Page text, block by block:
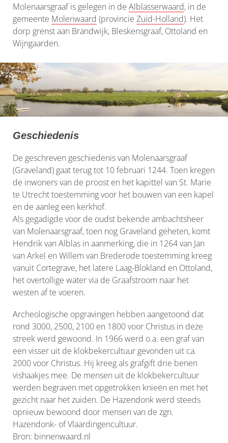
Molenaarsgraaf is gelegen in de Alblasserwaard, in de
gemeente Molenwaard (provincie Zuid-Holland). Het
dorp grenst aan Brandwijk, Bleskensgraaf, Ottoland en
Wijngaarden.
Geschiedenis
De geschreven geschiedenis van Molenaarsgraaf
(Graveland) gaat terug tot 10 februari 1244. Toen kregen
de inwoners van de proost en het kapittel van St. Marie
te Utrecht toestemming voor het bouwen van een kapel
en de aanleg een kerkhof.
Als gegadigde voor de oudst bekende ambachtsheer
van Molenaarsgraaf, toen nog Graveland geheten, komt
Hendrik van Alblas in aanmerking, die in 1264 van Jan
van Arkel en Willem van Brederode toestemming kreeg
vanuit Cortegrave, het latere Laag-Blokland en Ottoland,
het overtollige water via de Graafstroom naar het
westen af te voeren.
Archeologische opgravingen hebben aangetoond dat
rond 3000, 2500, 2100 en 1800 voor Christus in deze
streek werd gewoond. In 1966 werd o.a. een graf van
een visser uit de klokbekercultuur gevonden uit ca.
2000 voor Christus. Hij kreeg als grafgift drie benen
vishaakjes mee. De mensen uit de klokbekercultuur
werden begraven met opgetrokken knieën en met het
gezicht naar het zuiden. De Hazendonk werd steeds
opnieuw bewoond door mensen van de zgn.
Hazendonk- of Vlaardingencultuur.
Bron: binnenwaard.nl